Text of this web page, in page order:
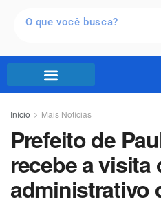
Início Mais Notícias
Prefeito de
recebe a visita
administrativo